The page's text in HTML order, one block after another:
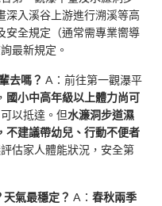
深入溪谷上游進行溯溪等高
安全規定（通常需專業嚮導
最新規定。
去嗎？ A：前往第一觀瀑平
國小中高年級以上體力尚可
以抵達。但水濂洞步道濕
不建議帶幼兒、行動不便者
估家人體能狀況，安全第
氣最穩定？ A： 春秋兩季